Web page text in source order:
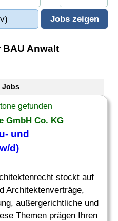
Anwalt
Jobs
gefunden
GmbH Co. KG
- und
d)
stockt auf
Architektenverträge,
außergerichtliche und
Themen prägen Ihren